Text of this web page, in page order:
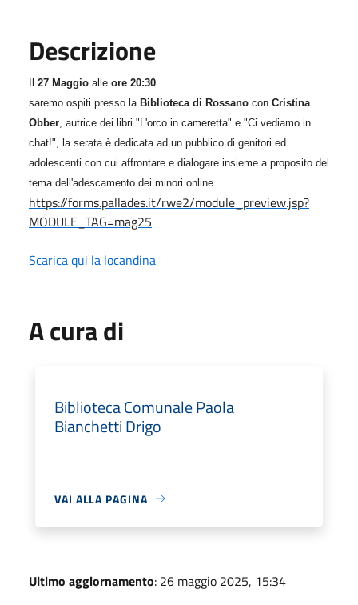
Descrizione
Il 27 Maggio alle ore 20:30
saremo ospiti presso la Biblioteca di Rossano con Cristina
Obber , autrice dei libri "L'orco in cameretta" e "Ci vediamo in
chat!", la serata è dedicata ad un pubblico di genitori ed
adolescenti con cui affrontare e dialogare insieme a proposito del
tema dell'adescamento dei minori online.
https://forms.pallades.it/rwe2/module_preview.jsp?
MODULE_TAG=mag25
Scarica qui la locandina
A cura di
Biblioteca Comunale Paola
Bianchetti Drigo
VAI ALLA PAGINA
Ultimo aggiornamento: 26 maggio 2025, 15:34